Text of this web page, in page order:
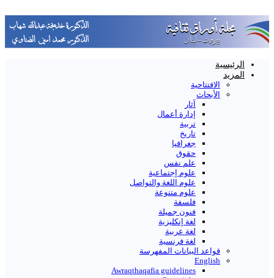
الرئيسية
المزيد
الافتتاحية
الأبحاث
آثار
إدارة أعمال
تربية
تاريخ
جغرافيا
حقوق
علم نفس
علوم إجتماعية
علوم اللغة والتواصل
علوم متنوعة
فلسفة
فنون جميلة
لغة إنكليزية
لغة عربية
لغة فرنسية
قواعد البیانات المفهرسة
English
Awraqthaqafia guidelines